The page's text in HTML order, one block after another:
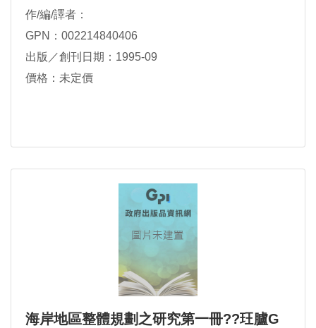
作/編/譯者：
GPN：002214840406
出版／創刊日期：1995-09
價格：未定價
海岸地區整體規劃之研究第一冊??玨臚G